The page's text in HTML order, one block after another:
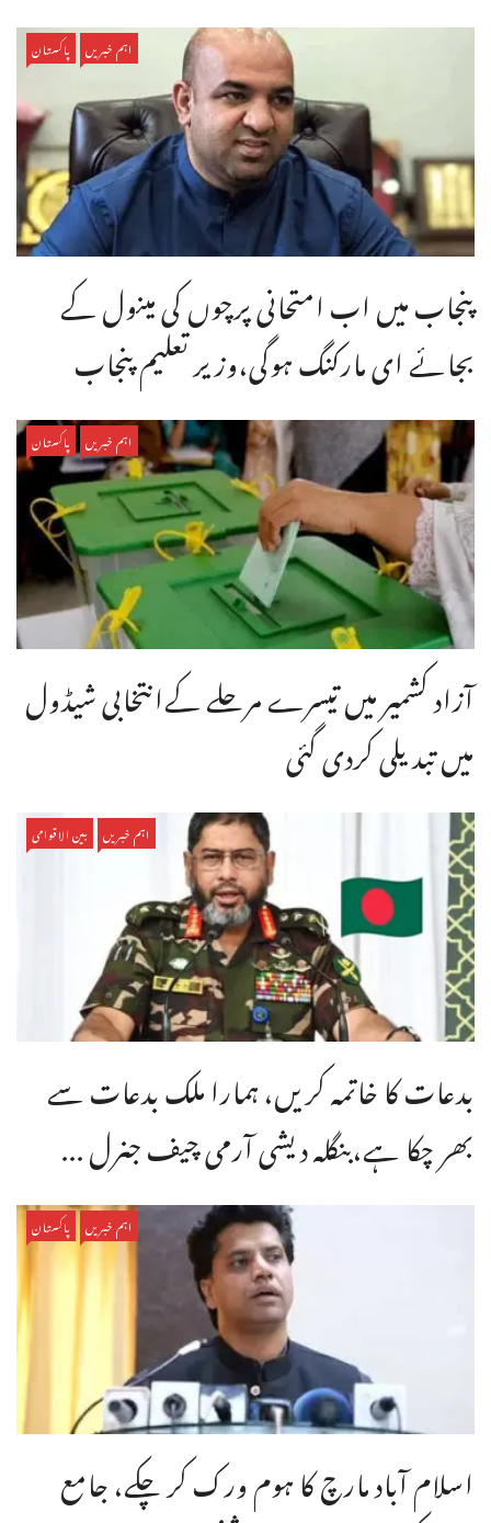
اہم خبریں پاکستان
پنجاب میں اب امتحانی پرچوں کی مینول کے
بجائے ای مارکنگ ہوگی،وزیر تعلیم پنجاب
اہم خبریں پاکستان
آزاد کشمیر میں تیسرے مرحلے کےانتخابی شیڈول
میں تبدیلی کردی گئی
اہم خبریں بین الاقوامی
بدعات کا خاتمہ کریں، ہمارا ملک بدعات سے
بھر چکا ہے،بنگله دیشی آرمی چیف جنرل ...
اہم خبریں پاکستان
اسلام آباد مارچ کا ہوم ورک کر چکے، جامع